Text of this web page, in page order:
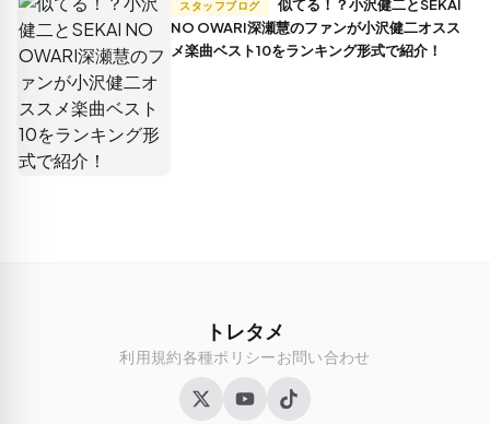
スタッフブログ
NO OWARI深瀬慧のファンが小沢健二オスス
メ楽曲ベスト10をランキング形式で紹介！
トレタメ
利用規約各種ポリシーお問い合わせ